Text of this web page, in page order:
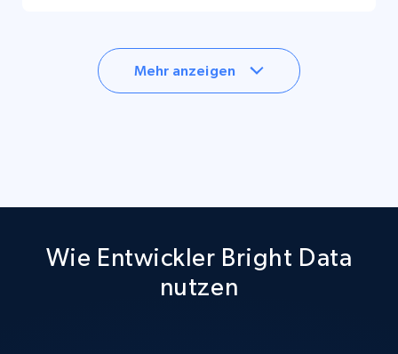
Mehr anzeigen
Wie Entwickler Bright Data
nutzen